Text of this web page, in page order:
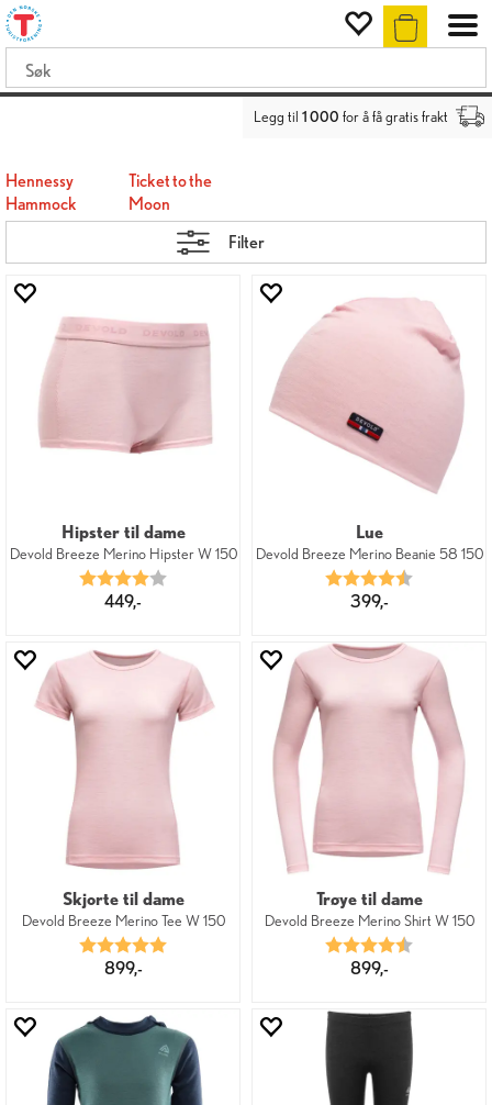
Legg til 1 000 for å få gratis frakt
Hennessy
Hammock
Ticket to the
Moon
Filter
Hipster til dame
Devold Breeze Merino Hipster W 150
Karakter:
449,-
Lue
Devold Breeze Merino Beanie 58 150
Karakter:
399,-
Skjorte til dame
Devold Breeze Merino Tee W 150
Karakter:
899,-
Trøye til dame
Devold Breeze Merino Shirt W 150
Karakter:
899,-